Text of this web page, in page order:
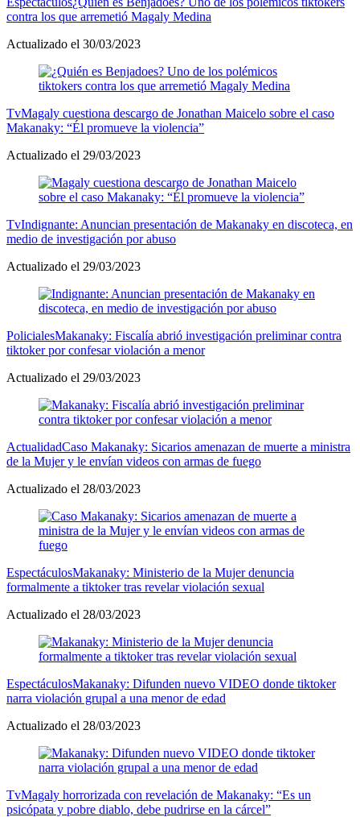
contra los que arremetió Magaly Medina
Actualizado el 30/03/2023
TvMagaly cuestiona descargo de Jonathan Maicelo sobre el caso
Makanaky: “Él promueve la violencia”
Actualizado el 29/03/2023
TvIndignante: Anuncian presentación de Makanaky en discoteca, en
medio de investigación por abuso
Actualizado el 29/03/2023
PolicialesMakanaky: Fiscalía abrió investigación preliminar contra
tiktoker por confesar violación a menor
Actualizado el 29/03/2023
ActualidadCaso Makanaky: Sicarios amenazan de muerte a ministra
de la Mujer y le envían videos con armas de fuego
Actualizado el 28/03/2023
EspectáculosMakanaky: Ministerio de la Mujer denuncia
formalmente a tiktoker tras revelar violación sexual
Actualizado el 28/03/2023
EspectáculosMakanaky: Difunden nuevo VIDEO donde tiktoker
narra violación grupal a una menor de edad
Actualizado el 28/03/2023
TvMagaly horrorizada con revelación de Makanaky: “Es un
psicópata y pobre diablo, debe pudrirse en la cárcel”